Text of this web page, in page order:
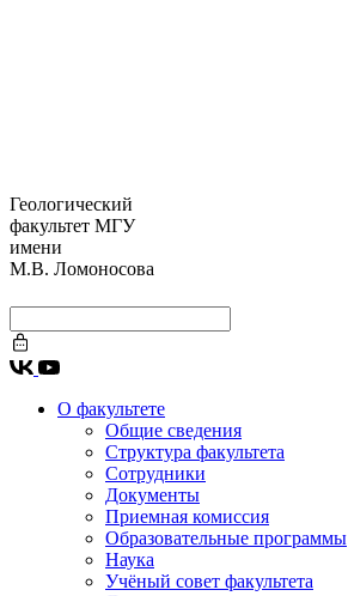
Геологический
факультет МГУ
имени
М.В. Ломоносова
О факультете
Общие сведения
Структура факультета
Сотрудники
Документы
Приемная комиссия
Образовательные программы
Наука
Учёный совет факультета